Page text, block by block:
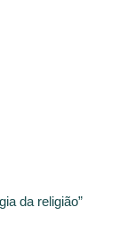
da religião”